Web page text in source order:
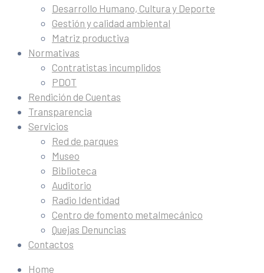
Desarrollo Humano, Cultura y Deporte
Gestión y calidad ambiental
Matriz productiva
Normativas
Contratistas incumplidos
PDOT
Rendición de Cuentas
Transparencia
Servicios
Red de parques
Museo
Biblioteca
Auditorio
Radio Identidad
Centro de fomento metalmecánico
Quejas Denuncias
Contactos
Home